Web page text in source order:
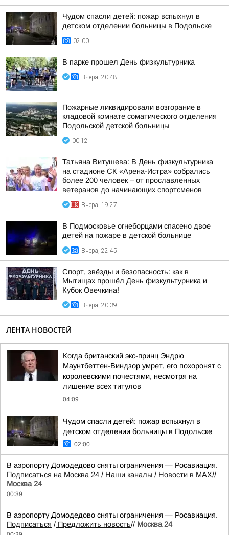
Чудом спасли детей: пожар вспыхнул в
детском отделении больницы в Подольске
02:00
В парке прошел День физкультурника
Вчера, 20:48
Пожарные ликвидировали возгорание в
кладовой комнате соматического отделения
Подольской детской больницы
00:12
Татьяна Витушева: В День физкультурника
на стадионе СК «Арена-Истра» собрались
более 200 человек – от прославленных
ветеранов до начинающих спортсменов
Вчера, 19:27
В Подмосковье огнеборцами спасено двое
детей на пожаре в детской больнице
Вчера, 22:45
Спорт, звёзды и безопасность: как в
Мытищах прошёл День физкультурника и
Кубок Овечкина!
Вчера, 20:39
ЛЕНТА НОВОСТЕЙ
Когда британский экс-принц Эндрю
Маунтбеттен-Виндзор умрет, его похоронят с
королевскими почестями, несмотря на
лишение всех титулов
04:09
Чудом спасли детей: пожар вспыхнул в
детском отделении больницы в Подольске
02:00
В аэропорту Домодедово сняты ограничения — Росавиация.
Подписаться на Москва 24 / Наши каналы / Новости в MAX//
Москва 24
00:39
В аэропорту Домодедово сняты ограничения — Росавиация.
Подписаться / Предложить новость// Москва 24